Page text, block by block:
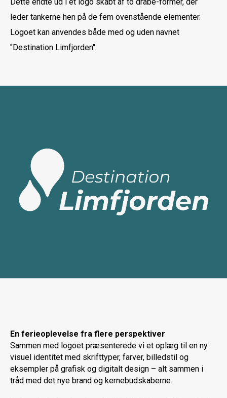
leder tankerne hen på de fem ovenstående elementer.
Logoet kan anvendes både med og uden navnet
"Destination Limfjorden".
En ferieoplevelse fra flere perspektiver
Sammen med logoet præsenterede vi et oplæg til en ny
visuel identitet med skrifttyper, farver, billedstil og
eksempler på grafisk og digitalt design – alt sammen i
tråd med det nye brand og kernebudskaberne.